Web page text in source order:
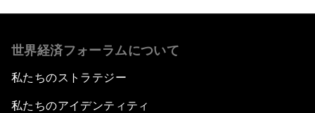
世界経済フォーラムについて
私たちのストラテジー
私たちのアイデンティティ